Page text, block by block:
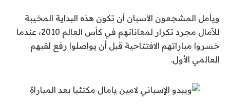
ويأمل المشجعون الأسبان أن تكون هذه البداية المخيبة
للآمال مجرد تكرار لمعاناتهم في كأس العالم 2010، عندما
خسروا مباراتهم الافتتاحية قبل أن يواصلوا رفع لقبهم
العالمي الأول.